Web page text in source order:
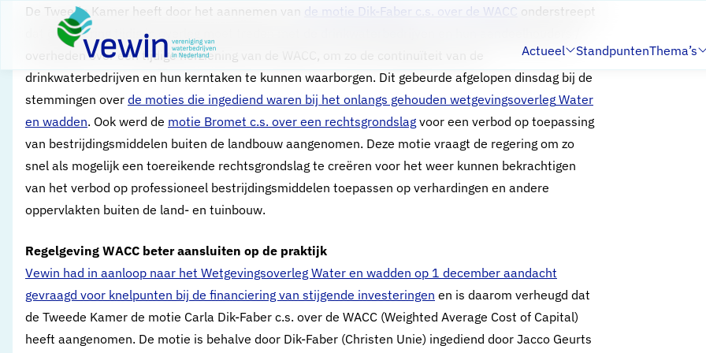
Direct naar contentTerug naar de startpagina
Submenu:
Actueel Standpunten
Submenu:
Thema’s
​De Tweede Kamer heeft door het aannemen van de motie Dik-Faber c.s. over de WACC onderstreept
dat de regering tijdig in overleg moet treden met de drinkwaterbedrijven en hun aandeelhouders /
overheden over een tijdige herziening van de WACC, om zo de continuïteit van de
drinkwaterbedrijven en hun kerntaken te kunnen waarborgen. Dit gebeurde afgelopen dinsdag bij de
stemmingen over de moties die ingediend waren bij het onlangs gehouden wetgevingsoverleg Water
en wadden. Ook werd de motie Bromet c.s. over een rechtsgrondslag voor een verbod op toepassing
van bestrijdingsmiddelen buiten de landbouw aangenomen. Deze motie vraagt de regering om zo
snel als mogelijk een toereikende rechtsgrondslag te creëren voor het weer kunnen bekrachtigen
van het verbod op professioneel bestrijdingsmiddelen toepassen op verhardingen en andere
oppervlakten buiten de land- en tuinbouw.
Regelgeving WACC beter aansluiten op de praktijk
Vewin had in aanloop naar het Wetgevingsoverleg Water en wadden op 1 december aandacht
gevraagd voor knelpunten bij de financiering van stijgende investeringen en is daarom verheugd dat
de Tweede Kamer de motie Carla Dik-Faber c.s. over de WACC (Weighted Average Cost of Capital)
heeft aangenomen. De motie is behalve door Dik-Faber (Christen Unie) ingediend door Jacco Geurts